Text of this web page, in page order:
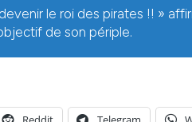
le roi des pirates !! »
de son périple.